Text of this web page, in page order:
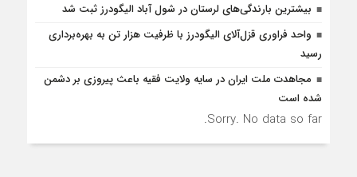
بیشترین بارندگی‌های لرستان در شول آباد الیگودرز ثبت شد
واحد فراوری قزل‌آلای الیگودرز با ظرفیت هزار تن به بهره‌برداری
رسید
مجاهدت ملت ایران در سایه ولایت فقیه باعث پیروزی بر دشمن
شده است
Sorry. No data so far.